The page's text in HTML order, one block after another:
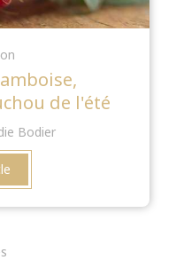
de l'été
Bodier